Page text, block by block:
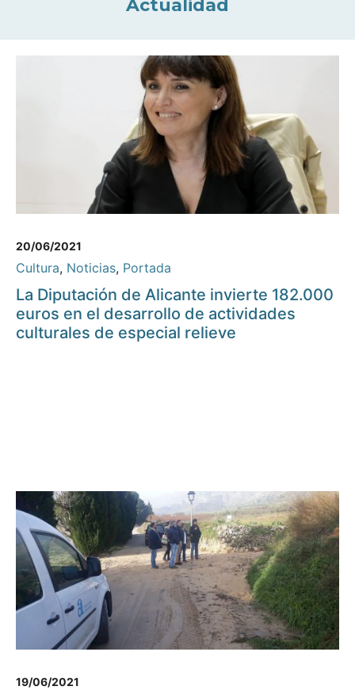
Actualidad
20/06/2021
Cultura, Noticias, Portada
La Diputación de Alicante invierte 182.000
euros en el desarrollo de actividades
culturales de especial relieve
19/06/2021